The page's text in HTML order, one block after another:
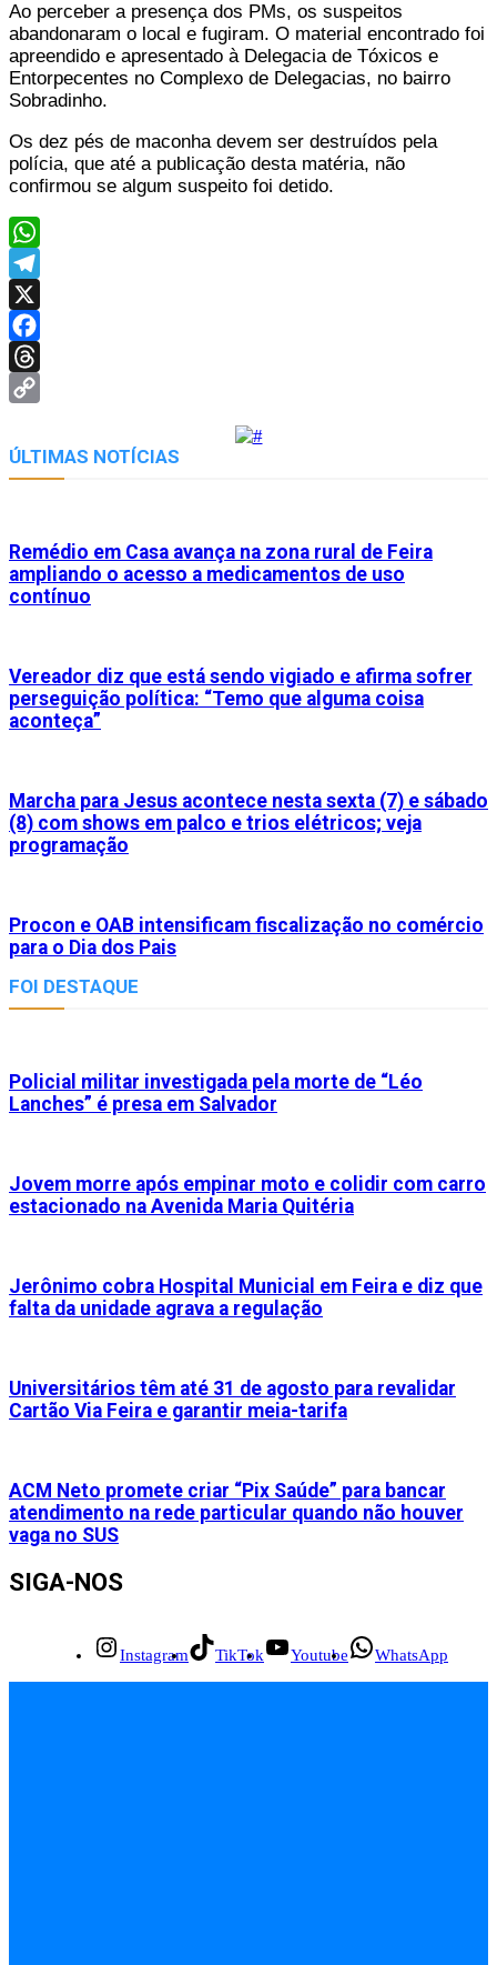
Ao perceber a presença dos PMs, os suspeitos
abandonaram o local e fugiram. O material encontrado foi
apreendido e apresentado à Delegacia de Tóxicos e
Entorpecentes no Complexo de Delegacias, no bairro
Sobradinho.
Os dez pés de maconha devem ser destruídos pela
polícia, que até a publicação desta matéria, não
confirmou se algum suspeito foi detido.
WhatsApp
Telegram
X
Facebook
Threads
Link
ÚLTIMAS NOTÍCIAS
Remédio em Casa avança na zona rural de Feira
ampliando o acesso a medicamentos de uso
contínuo
Vereador diz que está sendo vigiado e afirma sofrer
perseguição política: “Temo que alguma coisa
aconteça”
Marcha para Jesus acontece nesta sexta (7) e sábado
(8) com shows em palco e trios elétricos; veja
programação
Procon e OAB intensificam fiscalização no comércio
para o Dia dos Pais
FOI DESTAQUE
Policial militar investigada pela morte de “Léo
Lanches” é presa em Salvador
Jovem morre após empinar moto e colidir com carro
estacionado na Avenida Maria Quitéria
Jerônimo cobra Hospital Municial em Feira e diz que
falta da unidade agrava a regulação
Universitários têm até 31 de agosto para revalidar
Cartão Via Feira e garantir meia-tarifa
ACM Neto promete criar “Pix Saúde” para bancar
atendimento na rede particular quando não houver
vaga no SUS
SIGA-NOS
Instagram TikTok Youtube WhatsApp